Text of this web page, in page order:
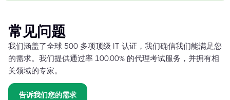
常见问题
我们涵盖了全球 500 多项顶级 IT 认证，我们确信我们能满足您
的需求。我们提供通过率 100.00% 的代理考试服务，并拥有相
关领域的专家。
告诉我们您的需求